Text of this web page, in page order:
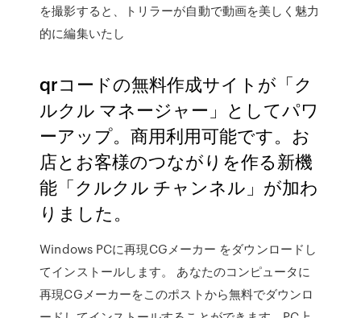
を撮影すると、トリラーが自動で動画を美しく魅力
的に編集いたし
qrコードの無料作成サイトが「ク
ルクル マネージャー」としてパワ
ーアップ。商用利用可能です。お
店とお客様のつながりを作る新機
能「クルクル チャンネル」が加わ
りました。
Windows PCに再現CGメーカー をダウンロードし
てインストールします。 あなたのコンピュータに
再現CGメーカーをこのポストから無料でダウンロ